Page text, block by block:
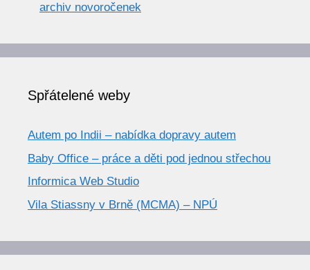
archiv novoročenek
Spřátelené weby
Autem po Indii – nabídka dopravy autem
Baby Office – práce a děti pod jednou střechou
Informica Web Studio
Vila Stiassny v Brně (MCMA) – NPÚ